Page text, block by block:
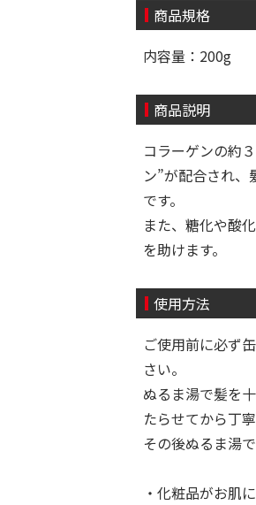
商品規格
内容量：200g
商品説明
コラーゲンの約
ン”が配合され
です。
また、糖化や酸
を助けます。
使用方法
ご使用前に必ず
さい。
ぬるま湯で髪を
たらせてから丁
その後ぬるま湯
・化粧品がお肌